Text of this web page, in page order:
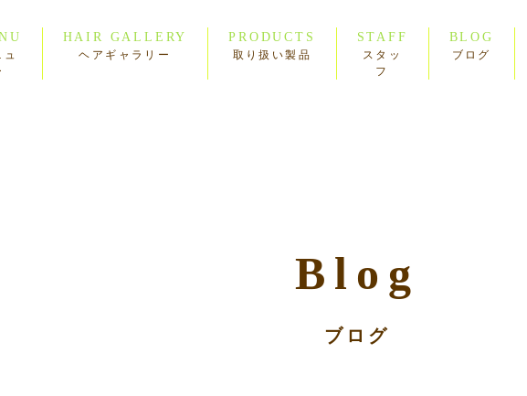
ュ
HAIR GALLERY
ヘアギャラリー
PRODUCTS
取り扱い製品
STAFF
スタッ
フ
BLOG
ブログ
Blog
ブログ